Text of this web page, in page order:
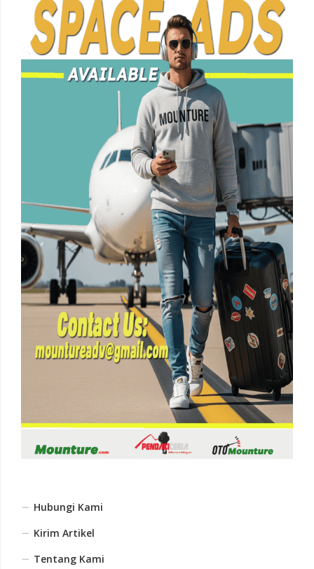
Hubungi Kami
Kirim Artikel
Tentang Kami